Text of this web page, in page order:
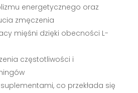
energetycznego oraz
zmęczenia
mięśni dzięki obecności L-
częstotliwości i
co przekłada się